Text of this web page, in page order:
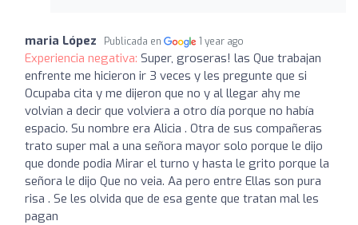
maria López Publicada en 1 year ago
Experiencia negativa: Super, groseras! las Que trabajan
enfrente me hicieron ir 3 veces y les pregunte que si
Ocupaba cita y me dijeron que no y al llegar ahy me
volvian a decir que volviera a otro día porque no había
espacio. Su nombre era Alicia . Otra de sus compañeras
trato super mal a una señora mayor solo porque le dijo
que donde podia Mirar el turno y hasta le grito porque la
señora le dijo Que no veia. Aa pero entre Ellas son pura
risa . Se les olvida que de esa gente que tratan mal les
pagan